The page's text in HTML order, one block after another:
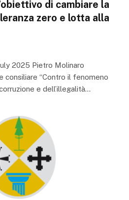
di cambiare la
zero e lotta alla
2025 Pietro Molinaro
consiliare “Contro il fenomeno
e dell’illegalità…